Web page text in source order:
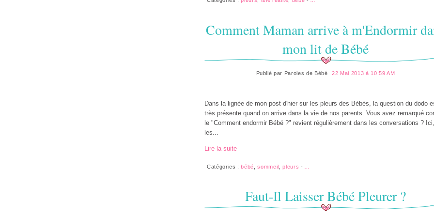
Comment Maman arrive à m'Endormir
mon lit de Bébé
Publié par Paroles de Bébé 22 Mai 2013 à 10:59 AM
Dans la lignée de mon post d'hier sur les pleurs des Bébés, la question du dodo
très présente quand on arrive dans la vie de nos parents. Vous avez remarqué
le "Comment endormir Bébé ?" revient régulièrement dans les conversations ? Ici,
les...
Lire la suite
Catégories :bébé ,sommeil ,pleurs -
Faut-Il Laisser Bébé Pleurer ?